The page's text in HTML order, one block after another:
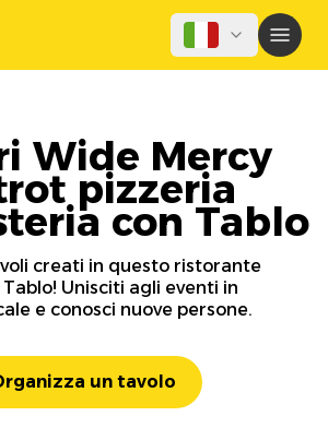
Wide Mercy
pizzeria
con Tablo
creati in questo ristorante
Unisciti agli eventi in
e conosci nuove persone.
un tavolo